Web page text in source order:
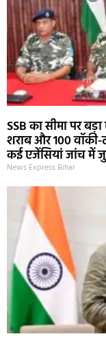
SSB का सीमा पर
शराब और 100 वॉकी-
कई एजेंसियां जांच में
News Express Bihar